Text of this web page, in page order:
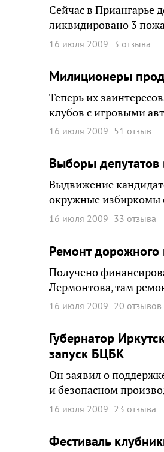
Сейчас в Приангарье
ликвидировано 3
16 июля 2009 3 отзыва
Милиционеры
Теперь их
клубов с игровыми
16 июля 2009 51 отзыв
Выборы депутатов
Выдвижение
окружные избиркомы
16 июля 2009 33 отзыва
Ремонт дорожного
Получено
Лермонтова, там
16 июля 2009 20 отзывов
Губернатор
запуск БЦБК
Он заявил о
и безопасном
16 июля 2009 23 отзыва
Фестиваль